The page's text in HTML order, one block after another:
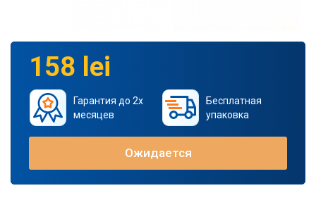
158 lei
Гарантия до 2х
месяцев
Бесплатная
упаковка
Ожидается